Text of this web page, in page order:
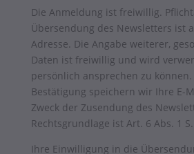
Die Anmeldung ist freiwillig.
Übersendung des Newsletters ist
Adresse. Die Angabe weiterer,
Daten ist freiwillig und wird
persönlich ansprechen zu
Bestätigung speichern wir Ihre E-
Zweck der Zusendung des
Rechtsgrundlage ist Art. 6 Abs. 1 S.
Ihre Einwilligung in die